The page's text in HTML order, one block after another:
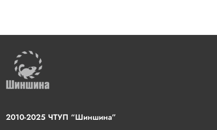
2010-2025 ЧТУП “Шиншина”